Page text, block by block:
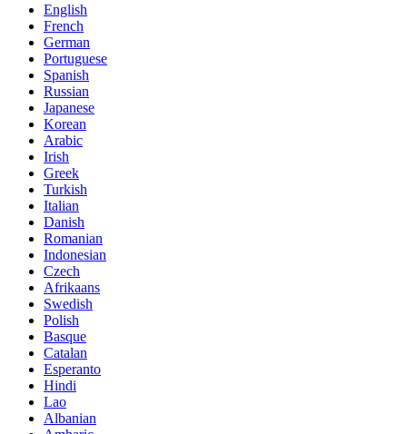
English
French
German
Portuguese
Spanish
Russian
Japanese
Korean
Arabic
Irish
Greek
Turkish
Italian
Danish
Romanian
Indonesian
Czech
Afrikaans
Swedish
Polish
Basque
Catalan
Esperanto
Hindi
Lao
Albanian